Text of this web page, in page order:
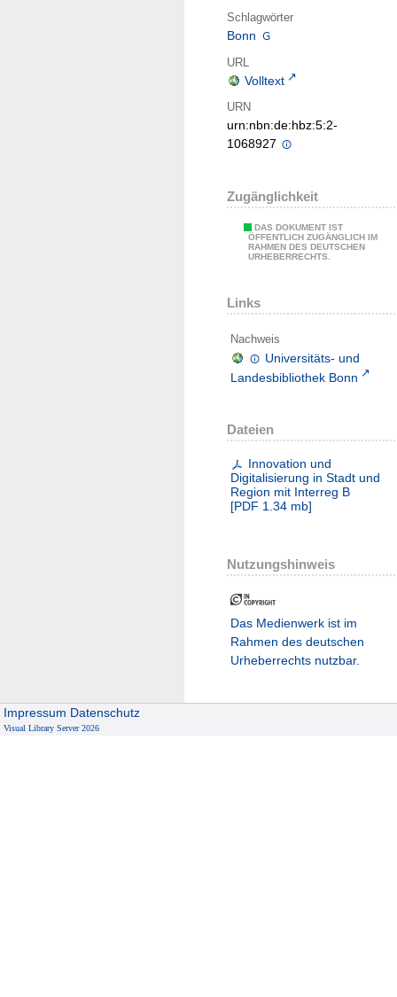
Schlagwörter
Bonn
URL
Volltext
URN
urn:nbn:de:hbz:5:2-
1068927
Zugänglichkeit
DAS DOKUMENT IST
ÖFFENTLICH ZUGÄNGLICH IM
RAHMEN DES DEUTSCHEN
URHEBERRECHTS.
Links
Nachweis
Universitäts- und
Landesbibliothek Bonn
Dateien
Innovation und
Digitalisierung in Stadt und
Region mit Interreg B
[PDF 1.34 mb]
Nutzungshinweis
Das Medienwerk ist im
Rahmen des deutschen
Urheberrechts nutzbar.
Impressum Datenschutz
Visual Library Server 2026